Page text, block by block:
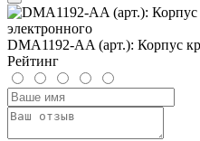
DMA1192-AA (арт.): Корпус
Рейтинг